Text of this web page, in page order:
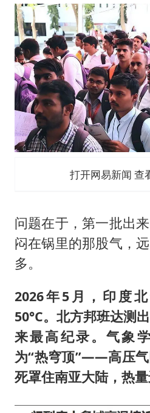
打开网易新闻 查
问题在于，第一批出
闷在锅里的那股气，
多。
2026年5月，印度
50°C。北方邦班达测
来最高纪录。气象
为“热穹顶”——高压
死罩住南亚大陆，热量